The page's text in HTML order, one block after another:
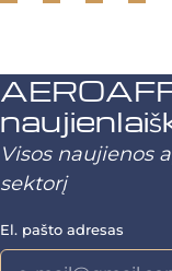
Visos naujienos
sektorį
El. pašto adresas